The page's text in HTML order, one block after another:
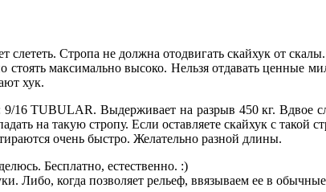
Стропа не должна отодвигать скайхук от скалы.
максимально высоко. Нельзя отдавать ценные
хук.
9/16 TUBULAR. Выдерживает на разрыв 450 кг. Вдвое
на такую стропу. Если оставляете скайхук с такой
очень быстро. Желательно разной длины.
Бесплатно, естественно. :)
Либо, когда позволяет рельеф, ввязываем ее в